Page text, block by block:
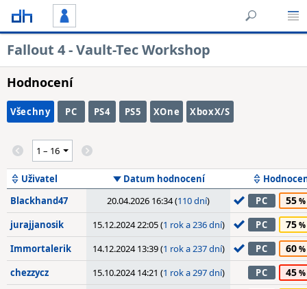
Fallout 4 - Vault-Tec Workshop
Hodnocení
Všechny PC PS4 PS5 XOne XboxX/S
Uživatel Datum hodnocení
Blackhand47
20.04.2026 16:34 (110 dní) PC 55
jurajjanosik 15.12.2024 22:05 (1 rok a 236 dní) PC 75
Immortalerik 14.12.2024 13:39 (1 rok a 237 dní) PC 60
chezzycz 15.10.2024 14:21 (1 rok a 297 dní) PC 45